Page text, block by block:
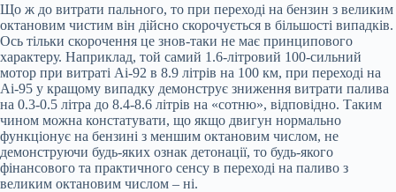
Що ж до витрати пального, то при переході на бензин з великим
октановим чистим він дійсно скорочується в більшості випадків.
Ось тільки скорочення це знов-таки не має принципового
характеру. Наприклад, той самий 1.6-літровий 100-сильний
мотор при витраті Аі-92 в 8.9 літрів на 100 км, при переході на
Аі-95 у кращому випадку демонструє зниження витрати палива
на 0.3-0.5 літра до 8.4-8.6 літрів на «сотню», відповідно. Таким
чином можна констатувати, що якщо двигун нормально
функціонує на бензині з меншим октановим числом, не
демонструючи будь-яких ознак детонації, то будь-якого
фінансового та практичного сенсу в переході на паливо з
великим октановим числом – ні.